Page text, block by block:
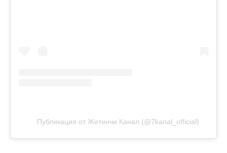
Публикация от Жетинчи Канал (@7kanal_official)